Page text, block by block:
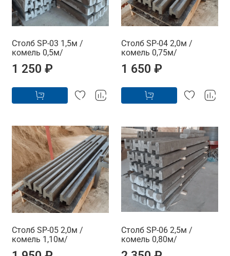
Столб SP-03 1,5м /
комель 0,5м/
1 250 ₽
Столб SP-04 2,0м /
комель 0,75м/
1 650 ₽
Столб SP-05 2,0м /
комель 1,10м/
Столб SP-06 2,5м /
комель 0,80м/